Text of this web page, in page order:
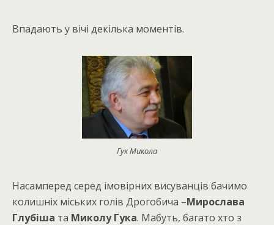
Впадають у вічі декілька моментів.
Гук Микола
Насамперед серед імовірних висуванців бачимо
колишніх міських голів Дрогобича –Мирослава
Глубіша та Миколу Гука. Мабуть, багато хто з